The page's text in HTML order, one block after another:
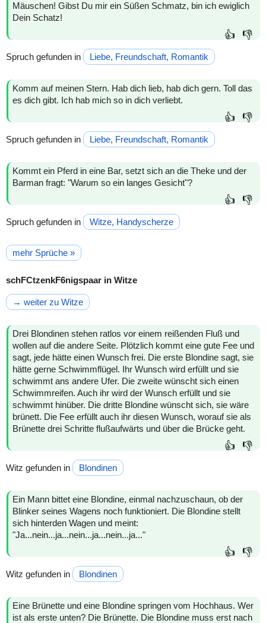
Mäuschen! Gibst Du mir ein Süßen Schmatz, bin ich ewiglich
Dein Schatz!
👍 👎
Spruch gefunden in Liebe, Freundschaft, Romantik
Komm auf meinen Stern. Hab dich lieb, hab dich gern. Toll das
es dich gibt. Ich hab mich so in dich verliebt.
👍 👎
Spruch gefunden in Liebe, Freundschaft, Romantik
Kommt ein Pferd in eine Bar, setzt sich an die Theke und der
Barman fragt: "Warum so ein langes Gesicht"?
👍 👎
Spruch gefunden in Witze, Handyscherze
mehr Sprüche »
schFCtzenkF6nigspaar in Witze
→ weiter zu Witze
Drei Blondinen stehen ratlos vor einem reißenden Fluß und
wollen auf die andere Seite. Plötzlich kommt eine gute Fee und
sagt, jede hätte einen Wunsch frei. Die erste Blondine sagt, sie
hätte gerne Schwimmflügel. Ihr Wunsch wird erfüllt und sie
schwimmt ans andere Ufer. Die zweite wünscht sich einen
Schwimmreifen. Auch ihr wird der Wunsch erfüllt und sie
schwimmt hinüber. Die dritte Blondine wünscht sich, sie wäre
brünett. Die Fee erfüllt auch ihr diesen Wunsch, worauf sie als
Brünette drei Schritte flußaufwärts und über die Brücke geht.
👍 👎
Witz gefunden in Blondinen
Ein Mann bittet eine Blondine, einmal nachzuschaun, ob der
Blinker seines Wagens noch funktioniert. Die Blondine stellt
sich hinterden Wagen und meint:
"Ja...nein...ja...nein...ja...nein...ja..."
👍 👎
Witz gefunden in Blondinen
Eine Brünette und eine Blondine springen vom Hochhaus. Wer
ist als erste unten? Die Brünette. Die Blondine muss erst nach